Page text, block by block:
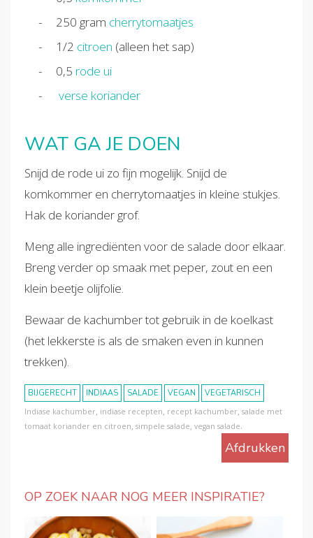
250 gram cherrytomaatjes
1/2 citroen (alleen het sap)
0,5 rode ui
verse koriander
WAT GA JE DOEN
Snijd de rode ui zo fijn mogelijk. Snijd de
komkommer en cherrytomaatjes in kleine stukjes.
Hak de koriander grof.
Meng alle ingrediënten voor de salade door elkaar.
Breng verder op smaak met peper, zout en een
klein beetje olijfolie.
Bewaar de kachumber tot gebruik in de koelkast
(het lekkerste is als de smaken even in kunnen
trekken).
BIJGERECHT INDIAAS SALADE VEGAN VEGETARISCH
Indiase kachumber indiase recepten recept kachumber salade met
tomaat koriander en citroen simpele salade vegan salade.
Afdrukken
OP ZOEK NAAR NOG MEER INSPIRATIE?